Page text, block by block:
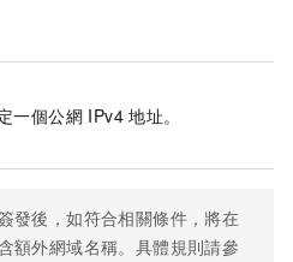
一個公網 IPv4 地址。
發後，如符合相關條件，將在
額外網域名稱。具體規則請參